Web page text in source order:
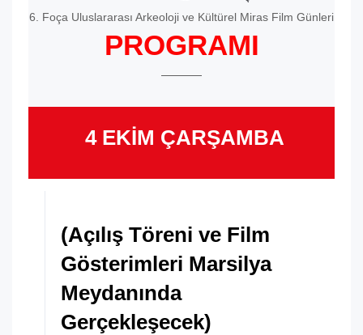
6. Foça Uluslararası Arkeoloji ve Kültürel Miras Film Günleri
PROGRAMI
4 EKİM ÇARŞAMBA
(Açılış Töreni ve Film
Gösterimleri Marsilya
Meydanında
Gerçekleşecek)